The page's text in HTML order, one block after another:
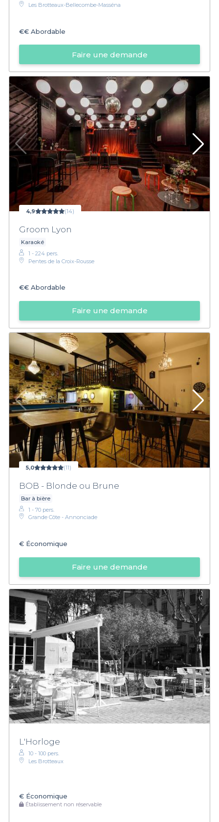
Les Brotteaux-Bellecombe-Masséna
€€ Abordable
Faire une demande
4,9 (14)
Groom Lyon
Karaoké
1 - 224 pers.
Pentes de la Croix-Rousse
€€ Abordable
Faire une demande
5,0 (11)
BOB - Blonde ou Brune
Bar à bière
1 - 70 pers.
Grande Côte - Annonciade
€ Économique
Faire une demande
L'Horloge
10 - 100 pers.
Les Brotteaux
€ Économique
Établissement non réservable